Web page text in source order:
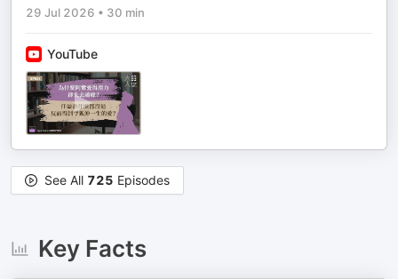
29 Jul 2026 • 30 min
YouTube
See All 725 Episodes
Key Facts